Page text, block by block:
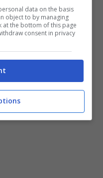
all’Autorità
per possesso
e porto abusivo
di oggetti atti ad
data on the basis
object to by managing
at the bottom of this page
consent in privacy